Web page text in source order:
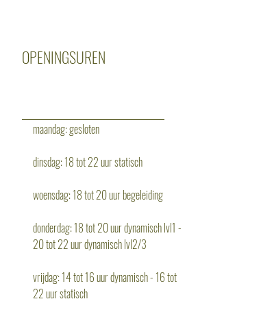
OPENINGSUREN
maandag: gesloten
dinsdag: 18 tot 22 uur statisch
woensdag: 18 tot 20 uur begeleiding
donderdag: 18 tot 20 uur dynamisch lvl1 -
20 tot 22 uur dynamisch lvl2/3
vrijdag: 14 tot 16 uur dynamisch - 16 tot
22 uur statisch